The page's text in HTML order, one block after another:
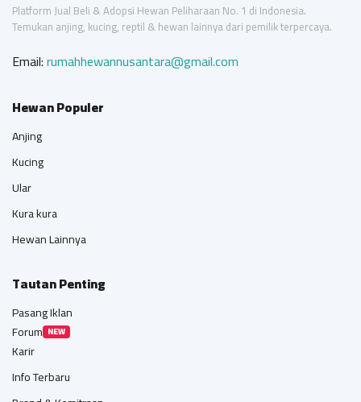
Platform Jual Beli & Adopsi Hewan Peliharaan No. 1 di Indonesia.
Temukan anjing, kucing, reptil & hewan lainnya dari pemilik terpercaya.
Email:rumahhewannusantara@gmail.com
Hewan Populer
Anjing
Kucing
Ular
Kura kura
Hewan Lainnya
Tautan Penting
Pasang Iklan
Forum NEW
Karir
Info Terbaru